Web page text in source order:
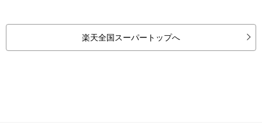
楽天全国スーパートップへ